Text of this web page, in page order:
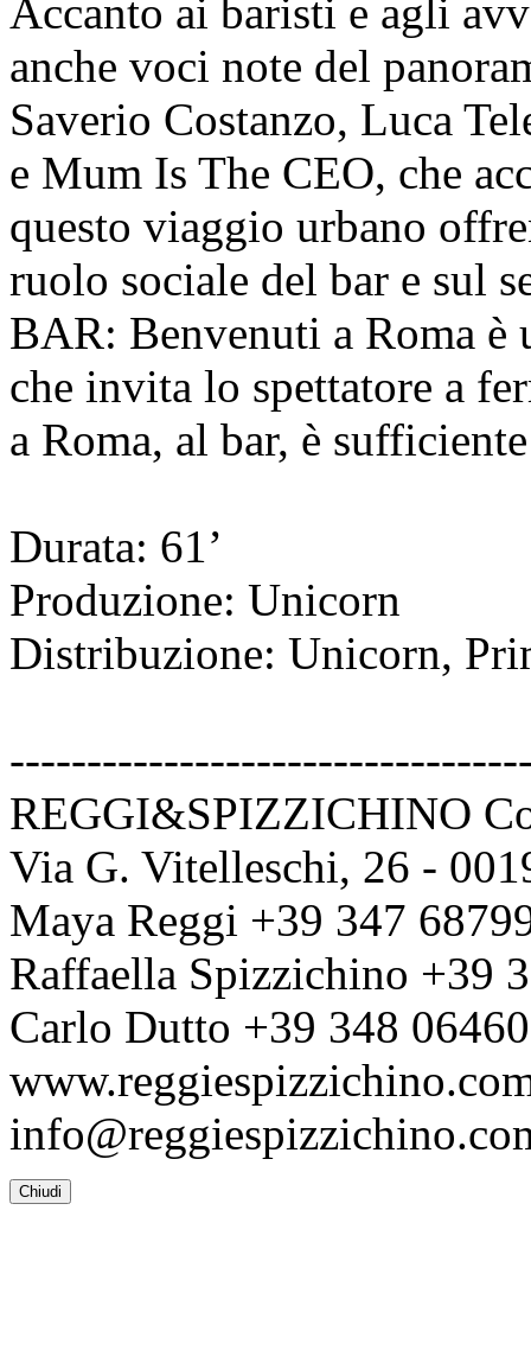
Accanto ai baristi e agli
anche voci note del
Saverio Costanzo, Luca
e Mum Is The CEO, che
questo viaggio urbano
ruolo sociale del bar e sul
BAR: Benvenuti a Roma è
che invita lo spettatore a
a Roma, al bar, è
Durata: 61’
Produzione: Unicorn
Distribuzione: Unicorn,
REGGI&SPIZZICHINO
Via G. Vitelleschi, 26 -
Maya Reggi +39 347
Raffaella Spizzichino +39
Carlo Dutto +39 348
Chiudi